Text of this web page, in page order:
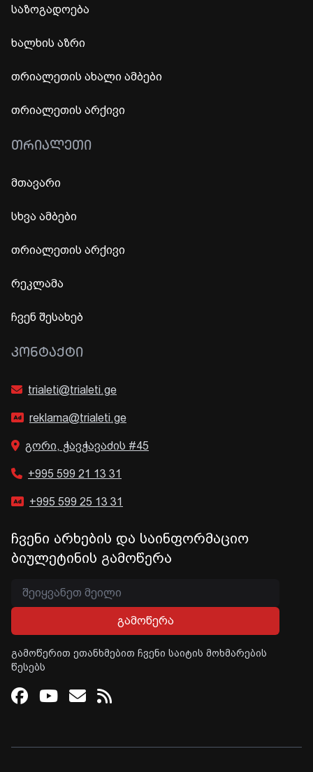
საზოგადოება
ხალხის აზრი
თრიალეთის ახალი ამბები
თრიალეთის არქივი
ᲗᲠᲘᲐᲚᲔᲗᲘ
მთავარი
სხვა ამბები
თრიალეთის არქივი
რეკლამა
ჩვენ შესახებ
ᲙᲝᲜᲢᲐᲥᲢᲘ
trialeti@trialeti.ge
reklama@trialeti.ge
გორი, ჭავჭავაძის #45
+995 599 21 13 31
+995 599 25 13 31
ჩვენი არხების და საინფორმაციო
ბიულეტინის გამოწერა
გამოწერა
გამოწერით ეთანხმებით ჩვენი საიტის მოხმარების
წესებს
Facebook
Youtube
Email
RSS